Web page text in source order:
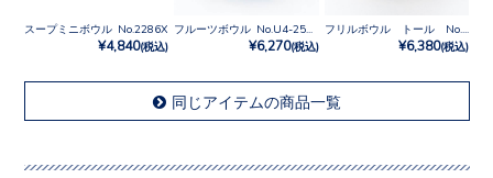
スープミニボウル No.2286X
¥4,840(税込) ¥6,270(税込) ¥6,380(税込)
同じアイテムの商品一覧